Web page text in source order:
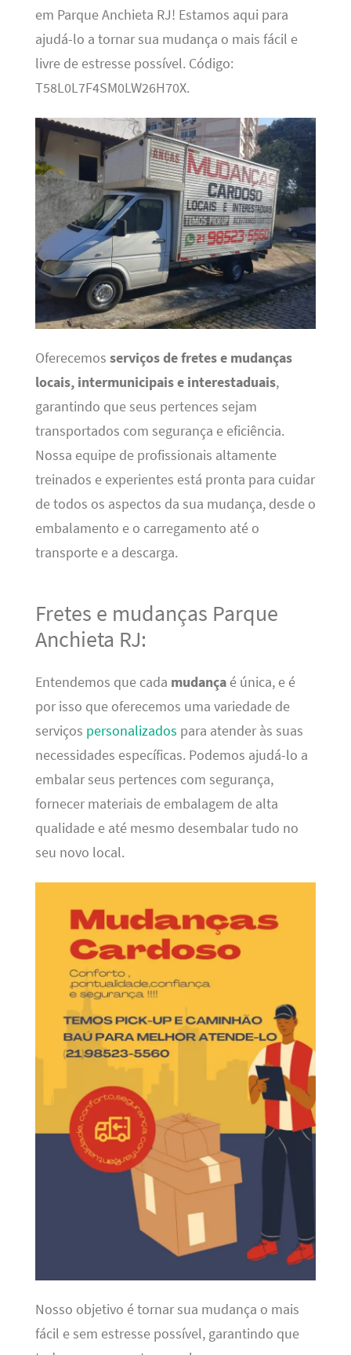
em Parque Anchieta RJ! Estamos aqui para
ajudá-lo a tornar sua mudança o mais fácil e
livre de estresse possível. Código:
T58L0L7F4SM0LW26H70X.
Oferecemos serviços de fretes e mudanças
locais, intermunicipais e interestaduais,
garantindo que seus pertences sejam
transportados com segurança e eficiência.
Nossa equipe de profissionais altamente
treinados e experientes está pronta para cuidar
de todos os aspectos da sua mudança, desde o
embalamento e o carregamento até o
transporte e a descarga.
Fretes e mudanças Parque
Anchieta RJ:
Entendemos que cada mudançaé única, e é
por isso que oferecemos uma variedade de
serviços personalizados para atender às suas
necessidades específicas. Podemos ajudá-lo a
embalar seus pertences com segurança,
fornecer materiais de embalagem de alta
qualidade e até mesmo desembalar tudo no
seu novo local.
Nosso objetivo é tornar sua mudança o mais
fácil e sem estresse possível, garantindo que